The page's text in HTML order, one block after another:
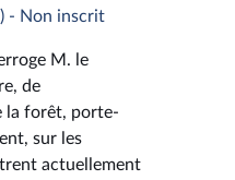
- Non inscrit
M. le
de
la forêt, porte-
sur les
actuellement